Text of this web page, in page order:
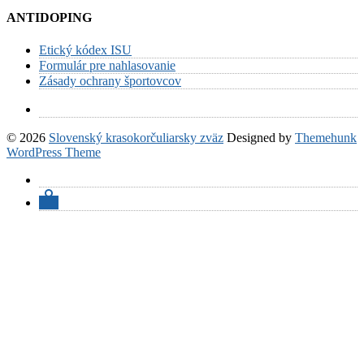
ANTIDOPING
Etický kódex ISU
Formulár pre nahlasovanie
Zásady ochrany športovcov
© 2026 Slovenský krasokorčuliarsky zväz Designed by Themehunk
WordPress Theme